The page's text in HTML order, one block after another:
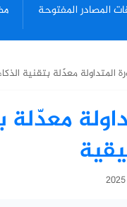
المصادر المفتوحة
المتداولة معدّلة بتقنية